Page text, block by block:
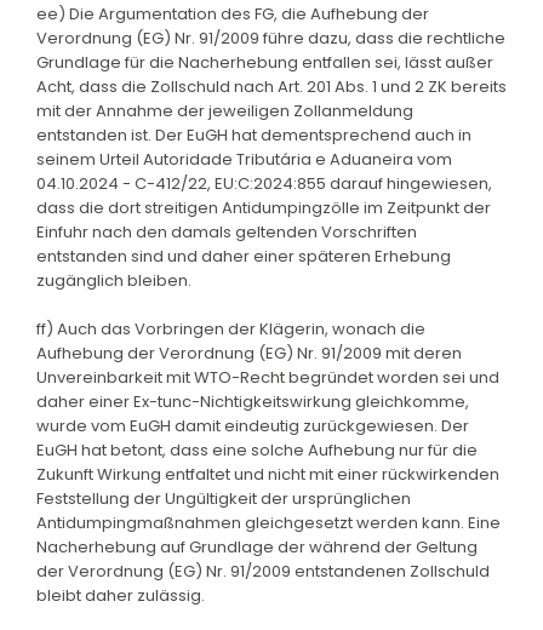
ee) Die Argumentation des FG, die Aufhebung der
Verordnung (EG) Nr. 91/2009 führe dazu, dass die rechtliche
Grundlage für die Nacherhebung entfallen sei, lässt außer
Acht, dass die Zollschuld nach Art. 201 Abs. 1 und 2 ZK bereits
mit der Annahme der jeweiligen Zollanmeldung
entstanden ist. Der EuGH hat dementsprechend auch in
seinem Urteil Autoridade Tributária e Aduaneira vom
04.10.2024 - C-412/22, EU:C:2024:855 darauf hingewiesen,
dass die dort streitigen Antidumpingzölle im Zeitpunkt der
Einfuhr nach den damals geltenden Vorschriften
entstanden sind und daher einer späteren Erhebung
zugänglich bleiben.
ff) Auch das Vorbringen der Klägerin, wonach die
Aufhebung der Verordnung (EG) Nr. 91/2009 mit deren
Unvereinbarkeit mit WTO-Recht begründet worden sei und
daher einer Ex-tunc-Nichtigkeitswirkung gleichkomme,
wurde vom EuGH damit eindeutig zurückgewiesen. Der
EuGH hat betont, dass eine solche Aufhebung nur für die
Zukunft Wirkung entfaltet und nicht mit einer rückwirkenden
Feststellung der Ungültigkeit der ursprünglichen
Antidumpingmaßnahmen gleichgesetzt werden kann. Eine
Nacherhebung auf Grundlage der während der Geltung
der Verordnung (EG) Nr. 91/2009 entstandenen Zollschuld
bleibt daher zulässig.